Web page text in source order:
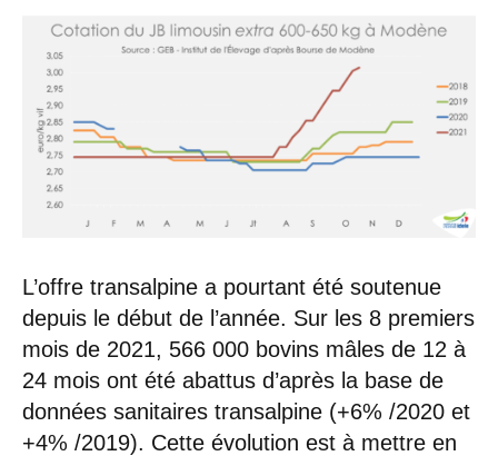
L’offre transalpine a pourtant été soutenue
depuis le début de l’année. Sur les 8 premiers
mois de 2021, 566 000 bovins mâles de 12 à
24 mois ont été abattus d’après la base de
données sanitaires transalpine (+6% /2020 et
+4% /2019). Cette évolution est à mettre en